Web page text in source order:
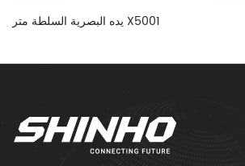
يده البصرية السلطة متر X5001